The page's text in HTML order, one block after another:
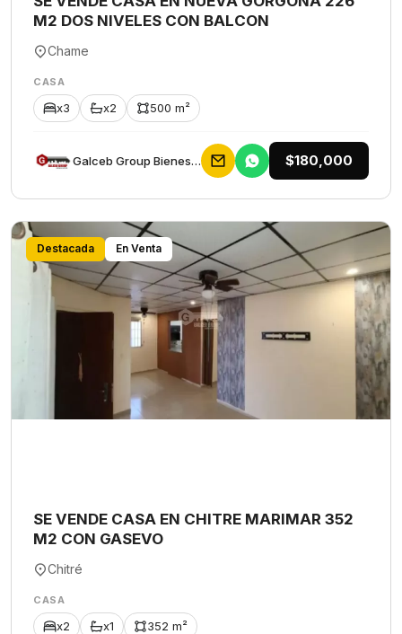
M2 DOS NIVELES CON BALCON
Chame
CASA
x3 x2 500 m²
Galceb Group Bienes Raices $180,000
Destacada En Venta
SE VENDE CASA EN CHITRE MARIMAR 352
M2 CON GASEVO
Chitré
CASA
x2 x1 352 m²